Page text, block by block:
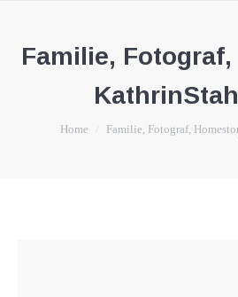
Familie,
You are here:
Home Familie, Fotograf,